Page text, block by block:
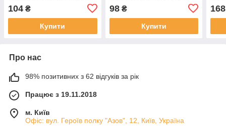
104 ₴
Купити
(400287)
98₴
Купити
168
Про нас
98% позитивних з 62 відгуків за рік
Працює з 19.11.2018
м. Київ
Офіс: вул. Героїв полку "Азов", 12, Київ, Україна